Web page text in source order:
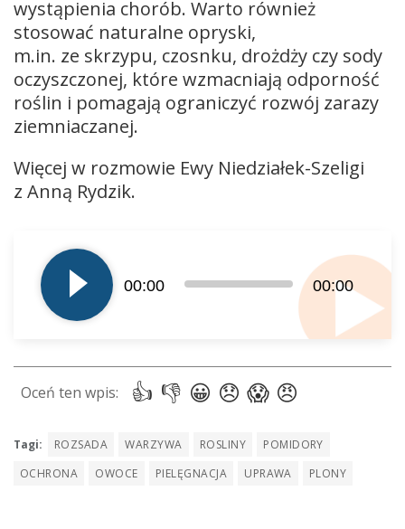
wystąpienia chorób. Warto również
stosować naturalne opryski,
m.in. ze skrzypu, czosnku, drożdży czy sody
oczyszczonej, które wzmacniają odporność
roślin i pomagają ograniczyć rozwój zarazy
ziemniaczanej.
Więcej w rozmowie Ewy Niedziałek-Szeligi
z Anną Rydzik.
plików
dźwiękowych
00:00 00:00
Tagi: ROZSADA WARZYWA ROSLINY
POMIDORY
OCHRONA
OWOCE PIELĘGNACJA UPRAWA PLONY